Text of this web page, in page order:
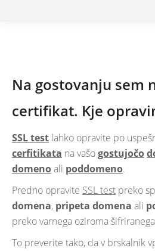
Na gostovanju sem
certifikat. Kje
SSL test lahko opravite po
cerfitikata na vašogostujočo
domenoali poddomeno.
Predno opravite SSL test preko
domena, pripeta domena ali
preko varnega oziroma šifriranega
To preverite tako, da v brskalnik